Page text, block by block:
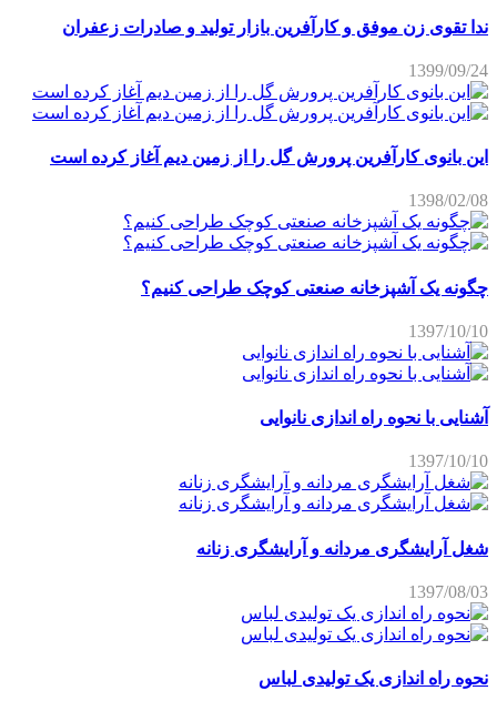
ندا تقوی زن موفق و کارآفرین بازار تولید و صادرات زعفران
1399/09/24
این بانوی کارآفرین پرورش گل را از زمین دیم آغاز کرده است
1398/02/08
چگونه یک آشپزخانه صنعتی کوچک طراحی کنیم؟
1397/10/10
آشنایی با نحوه راه اندازی نانوایی
1397/10/10
شغل آرایشگری مردانه و آرایشگری زنانه
1397/08/03
نحوه راه اندازی یک تولیدی لباس